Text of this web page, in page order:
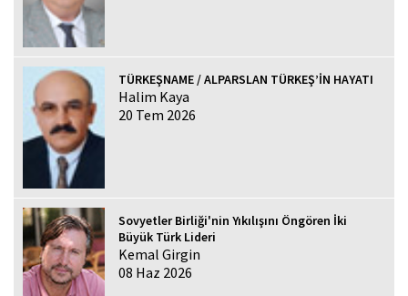
TÜRKEŞNAME / ALPARSLAN TÜRKEŞ’İN HAYATI
Halim Kaya
20 Tem 2026
Sovyetler Birliği'nin Yıkılışını Öngören İki
Büyük Türk Lideri
Kemal Girgin
08 Haz 2026